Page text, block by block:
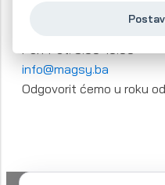
Zatražite
Pon-Pet: 8:00-16:00
info@magsy.ba
Odgovorit ćemo u roku